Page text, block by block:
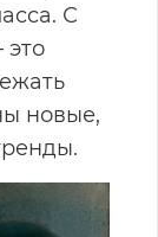
С
это
новые,